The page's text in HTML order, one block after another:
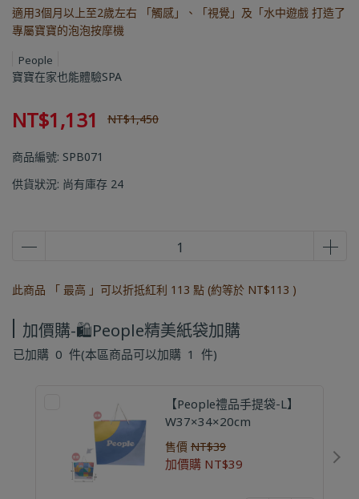
適用3個月以上至2歲左右 「觸感」、「視覺」及「水中遊戲 打造了
專屬寶寶的泡泡按摩機
People
寶寶在家也能體驗SPA
NT$1,131
NT$1,450
商品編號: SPB071
供貨狀況: 尚有庫存 24
此商品 「 最高 」可以折抵紅利 113 點 (約等於 NT$113 )
加價購-🛍️People精美紙袋加購
已加購 0 件(本區商品可以加購 1 件)
【People禮品手提袋-L】
W37×34×20cm
售價NT$39
加價購NT$39